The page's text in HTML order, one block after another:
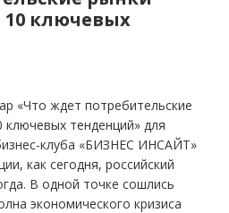
10 ключевых
«Что ждет потребительские
ключевых тенденций» для
клуба «БИЗНЕС ИНСАЙТ»
как сегодня, российский
В одной точке сошлись
экономического кризиса